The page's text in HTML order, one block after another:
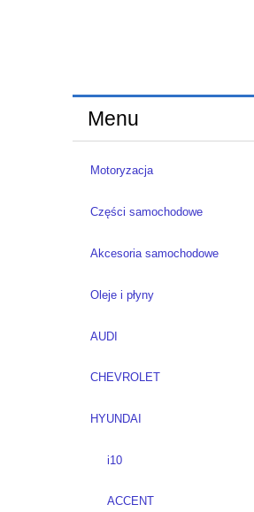
Menu
Motoryzacja
Części samochodowe
Akcesoria samochodowe
Oleje i płyny
AUDI
CHEVROLET
HYUNDAI
i10
ACCENT